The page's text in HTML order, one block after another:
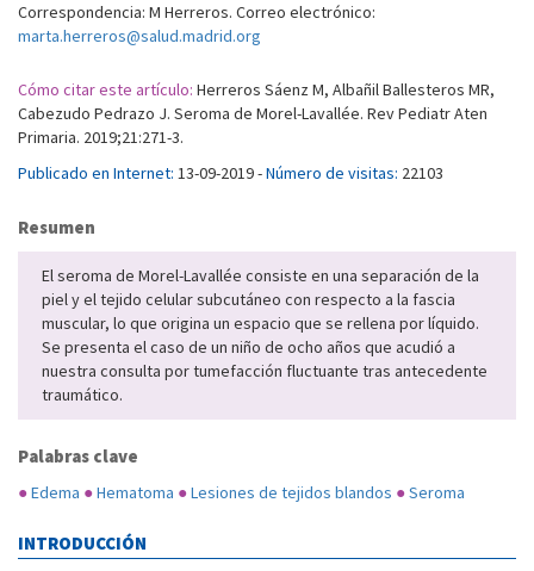
Correspondencia: M Herreros. Correo electrónico:
marta.herreros@salud.madrid.org
Cómo citar este artículo: Herreros Sáenz M, Albañil Ballesteros MR,
Cabezudo Pedrazo J. Seroma de Morel-Lavallée. Rev Pediatr Aten
Primaria. 2019;21:271-3.
Publicado en Internet: 13-09-2019 -Número de visitas: 22103
Resumen
El seroma de Morel-Lavallée consiste en una separación de la
piel y el tejido celular subcutáneo con respecto a la fascia
muscular, lo que origina un espacio que se rellena por líquido.
Se presenta el caso de un niño de ocho años que acudió a
nuestra consulta por tumefacción fluctuante tras antecedente
traumático.
Palabras clave
●Edema ●Hematoma ●Lesiones de tejidos blandos ●Seroma
INTRODUCCIÓN